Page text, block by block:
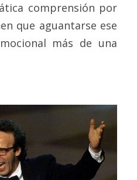
comprensión por
que aguantarse ese
más de una